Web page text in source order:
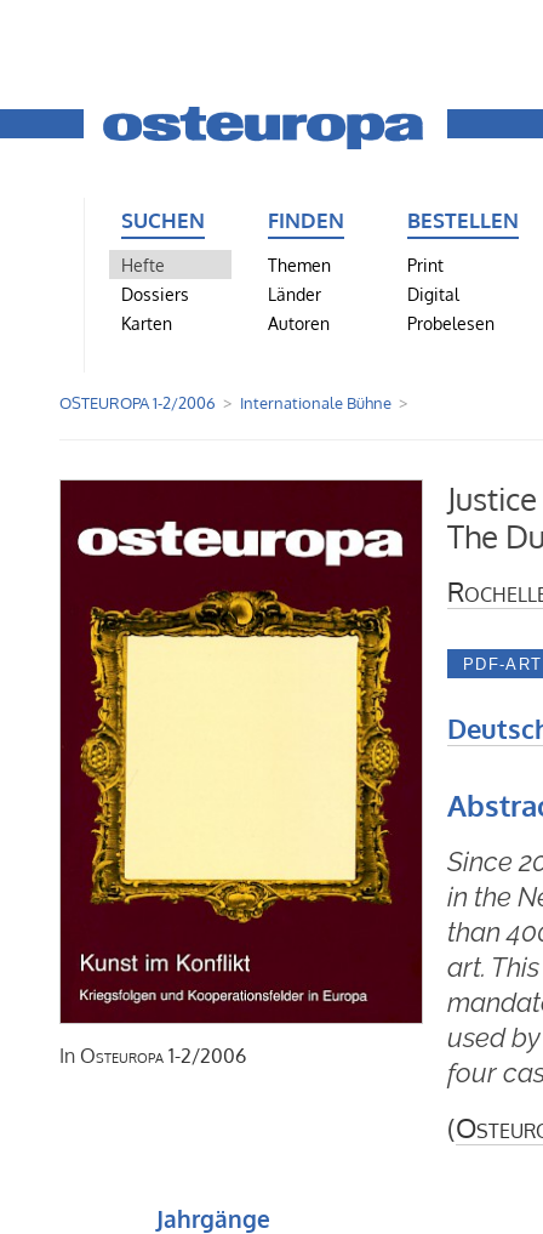
SUCHEN
Hefte
Dossiers
Karten
FINDEN
Themen
Länder
Autoren
BESTELLEN
Print
Digital
Probelesen
OSTEUROPA 1-2/2006 Internationale Bühne
In Osteuropa 1-2/2006
The
Since
in the
than
art.
used
four
(
Jahrgänge